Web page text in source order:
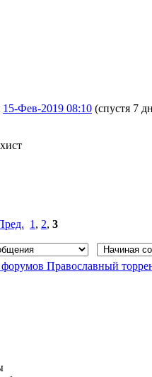
15-Фев-2019 08:10 (спустя 7
1 , 2, 3
Православный